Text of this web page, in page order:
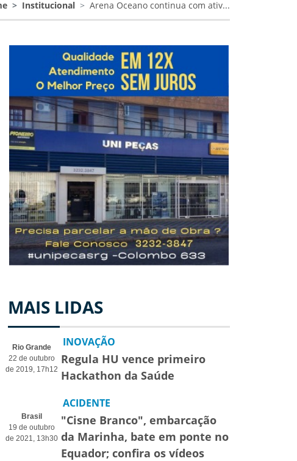
Institucional Arena Oceano continua com ativ...
MAIS LIDAS
Rio Grande
22 de outubro
de 2019, 17h12
INOVAÇÃO
Regula HU vence primeiro
Hackathon da Saúde
Brasil
19 de outubro
de 2021, 13h30
ACIDENTE
"Cisne Branco", embarcação
da Marinha, bate em ponte no
Equador; confira os vídeos